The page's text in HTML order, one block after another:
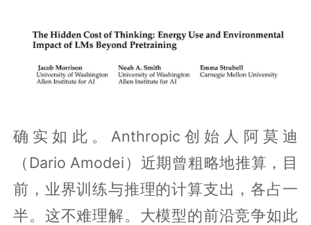
确实如此。Anthropic创始人阿莫迪
（Dario Amodei）近期曾粗略地推算，目
前，业界训练与推理的计算支出，各占一
半。这不难理解。大模型的前沿竞争如此